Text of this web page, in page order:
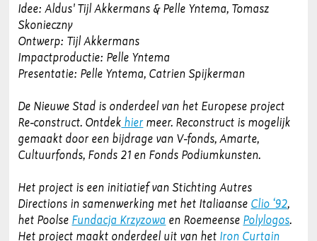
Idee: Aldus' Tijl Akkermans & Pelle Yntema, Tomasz
Skonieczny
Ontwerp: Tijl Akkermans
Impactproductie: Pelle Yntema
Presentatie: Pelle Yntema, Catrien Spijkerman
De Nieuwe Stad is onderdeel van het Europese project
Re-construct. Ontdek hiermeer. Reconstruct is mogelijk
gemaakt door een bijdrage van V-fonds, Amarte,
Cultuurfonds, Fonds 21 en Fonds Podiumkunsten.
Het project is een initiatief van Stichting Autres
Directions in samenwerking met het Italiaanse Clio ‘92,
het Poolse Fundacja Krzyzowa en Roemeense Polylogos.
Het project maakt onderdeel uit van het Iron Curtain